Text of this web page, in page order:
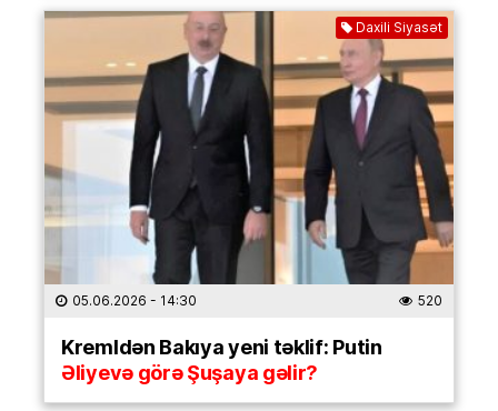
Daxili Siyasət
05.06.2026 - 14:30 520
Kremldən Bakıya yeni təklif: Putin
Əliyevə görə Şuşaya gəlir?